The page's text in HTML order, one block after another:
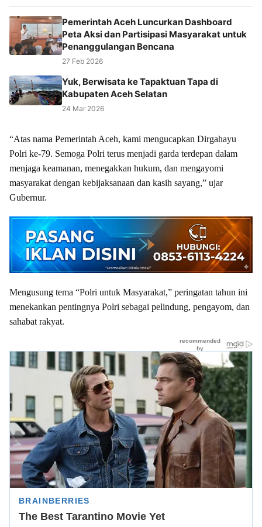
Pemerintah Aceh Luncurkan Dashboard
Peta Aksi dan Partisipasi Masyarakat untuk
Penanggulangan Bencana
27 Feb 2026
Yuk, Berwisata ke Tapaktuan Tapa di
Kabupaten Aceh Selatan
24 Mar 2026
“Atas nama Pemerintah Aceh, kami mengucapkan Dirgahayu
Polri ke-79. Semoga Polri terus menjadi garda terdepan dalam
menjaga keamanan, menegakkan hukum, dan mengayomi
masyarakat dengan kebijaksanaan dan kasih sayang,” ujar
Gubernur.
Mengusung tema “Polri untuk Masyarakat,” peringatan tahun ini
menekankan pentingnya Polri sebagai pelindung, pengayom, dan
sahabat rakyat.